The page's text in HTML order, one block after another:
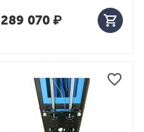
289 070₽